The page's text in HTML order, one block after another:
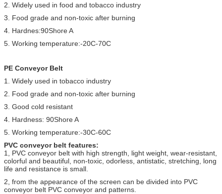
2. Widely used in food and tobacco industry
3. Food grade and non-toxic after burning
4. Hardnes:90Shore A
5. Working temperature:-20C-70C
PE Conveyor Belt
1. Widely used in tobacco industry
2. Food grade and non-toxic after burning
3. Good cold resistant
4. Hardness: 90Shore A
5. Working temperature:-30C-60C
PVC conveyor belt features:
1, PVC conveyor belt with high strength, light weight, wear-resistant,
colorful and beautiful, non-toxic, odorless, antistatic, stretching, long
life and resistance is small.
2, from the appearance of the screen can be divided into PVC
conveyor belt PVC conveyor and patterns.